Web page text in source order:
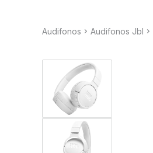
Audifonos Audifonos Jbl